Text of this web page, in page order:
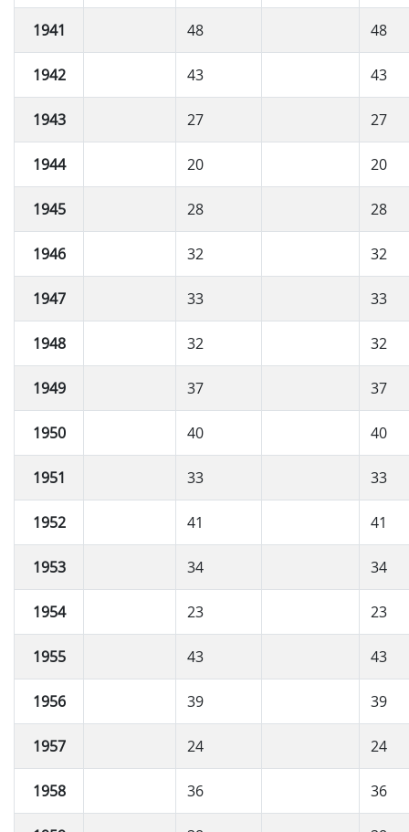
1941 48 48
1942 43 43
1943 27 27
1944 20 20
1945 28 28
1946 32 32
1947 33 33
1948 32 32
1949 37 37
1950 40 40
1951 33 33
1952 41 41
1953 34 34
1954 23 23
1955 43 43
1956 39 39
1957 24 24
1958 36 36